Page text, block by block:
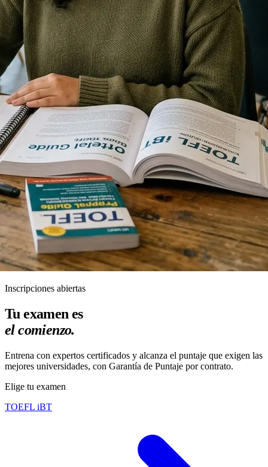
Inscripciones abiertas
Tu examen es
el comienzo.
Entrena con expertos certificados y alcanza el puntaje que exigen las
mejores universidades, con Garantía de Puntaje por contrato.
Elige tu examen
TOEFL iBT